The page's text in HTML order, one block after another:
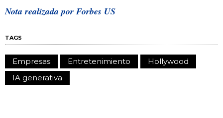
Nota realizada por Forbes US
TAGS
Empresas Entretenimiento
Hollywood
IA generativa